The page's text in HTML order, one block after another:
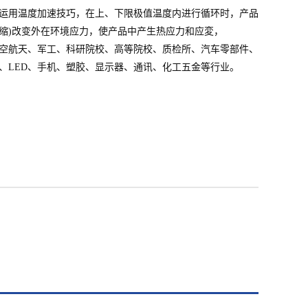
用温度加速技巧，在上、下限极值温度内进行循环时，产品
)改变外在环境应力，使产品中产生热应力和应変，
航天、军工、科研院校、高等院校、质检所、汽车零部件、
LED、手机、塑胶、显示器、通讯、化工五金等行业。